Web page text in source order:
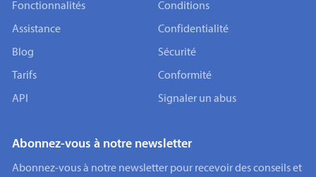
Fonctionnalités
Assistance
Blog
Tarifs
API
Conditions
Confidentialité
Sécurité
Conformité
Signaler un abus
Abonnez-vous à notre newsletter
Abonnez-vous à notre newsletter pour recevoir des conseils et